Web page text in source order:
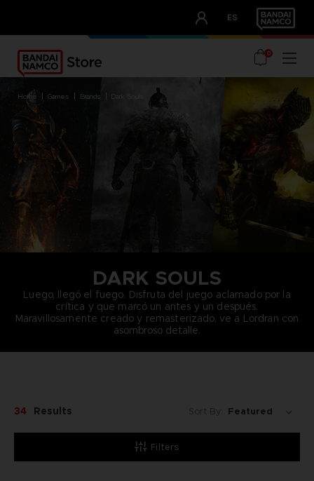
ES
OUR ADVANTAGES
0
home games brands dark souls
DARK SOULS
Luego, llegó el fuego. Disfruta del juego aclamado por la
crítica y que marcó un antes y un después.
Maravillosamente creado y remasterizado, ve a Lordran con
asombroso detalle.
Filters
34 Results Sort By: